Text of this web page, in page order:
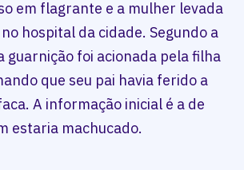
em flagrante e a mulher levada
hospital da cidade. Segundo a
guarnição foi acionada pela filha
que seu pai havia ferido a
A informação inicial é a de
estaria machucado.